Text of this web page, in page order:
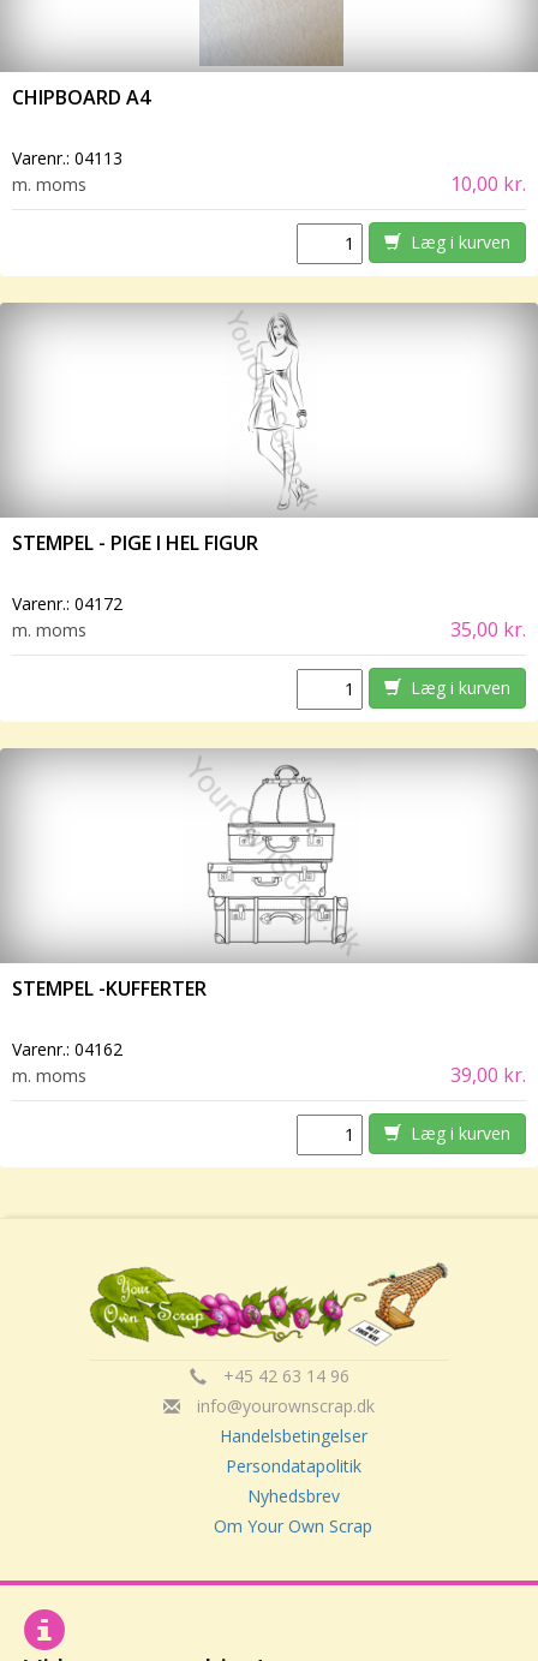
CHIPBOARD A4
Varenr.: 04113
m. moms
10,00 kr.
Læg i kurven
STEMPEL - PIGE I HEL FIGUR
Varenr.: 04172
m. moms
35,00 kr.
Læg i kurven
STEMPEL -KUFFERTER
Varenr.: 04162
m. moms
39,00 kr.
Læg i kurven
+45 42 63 14 96
info@yourownscrap.dk
Handelsbetingelser
Persondatapolitik
Nyhedsbrev
Om Your Own Scrap